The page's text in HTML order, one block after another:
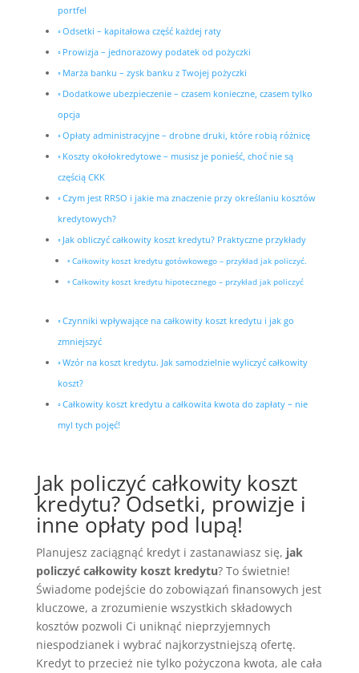
portfel
Odsetki – kapitałowa część każdej raty
Prowizja – jednorazowy podatek od pożyczki
Marża banku – zysk banku z Twojej pożyczki
Dodatkowe ubezpieczenie – czasem konieczne, czasem tylko
opcja
Opłaty administracyjne – drobne druki, które robią różnicę
Koszty okołokredytowe – musisz je ponieść, choć nie są
częścią CKK
Czym jest RRSO i jakie ma znaczenie przy określaniu kosztów
kredytowych?
Jak obliczyć całkowity koszt kredytu? Praktyczne przykłady
Całkowity koszt kredytu gotówkowego – przykład jak policzyć.
Całkowity koszt kredytu hipotecznego – przykład jak policzyć
Czynniki wpływające na całkowity koszt kredytu i jak go
zmniejszyć
Wzór na koszt kredytu. Jak samodzielnie wyliczyć całkowity
koszt?
Całkowity koszt kredytu a całkowita kwota do zapłaty – nie
myl tych pojęć!
Jak policzyć całkowity koszt
kredytu? Odsetki, prowizje i
inne opłaty pod lupą!
Planujesz zaciągnąć kredyt i zastanawiasz się, jak
policzyć całkowity koszt kredytu? To świetnie!
Świadome podejście do zobowiązań finansowych jest
kluczowe, a zrozumienie wszystkich składowych
kosztów pozwoli Ci uniknąć nieprzyjemnych
niespodzianek i wybrać najkorzystniejszą ofertę.
Kredyt to przecież nie tylko pożyczona kwota, ale cała